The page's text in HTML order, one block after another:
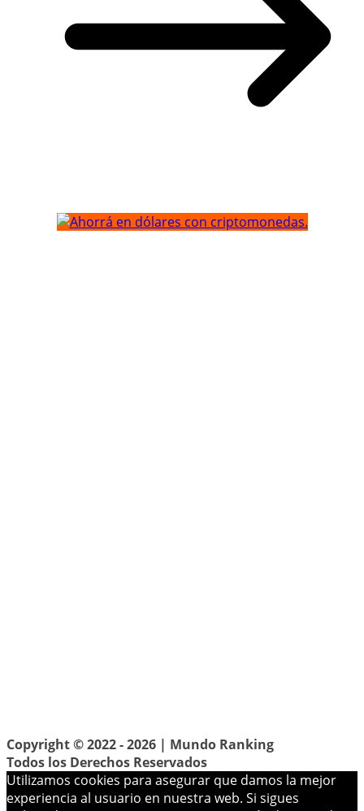
Copyright © 2022 - 2026 | Mundo Ranking
Todos los Derechos Reservados
Utilizamos cookies para asegurar que damos la mejor
experiencia al usuario en nuestra web. Si sigues